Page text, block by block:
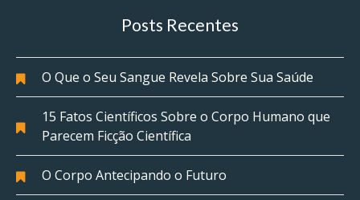
Posts Recentes
O Que o Seu Sangue Revela Sobre Sua Saúde
15 Fatos Científicos Sobre o Corpo Humano que
Parecem Ficção Científica
O Corpo Antecipando o Futuro